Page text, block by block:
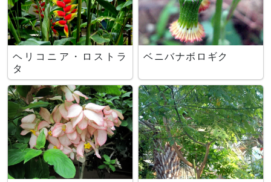
ヘリコニア・ロストラ
タ
ベニバナボロギク